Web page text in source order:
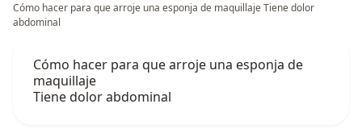
Cómo hacer para que arroje una esponja de maquillaje Tiene dolor
abdominal
Cómo hacer para que arroje una esponja de
maquillaje
Tiene dolor abdominal